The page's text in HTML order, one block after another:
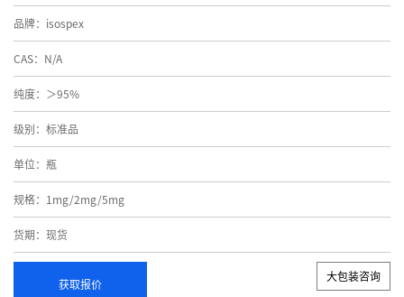
品牌：isospex
CAS：N/A
纯度：＞95%
级别：标准品
单位：瓶
规格：1mg/2mg/5mg
货期：现货
获取报价
大包装咨询